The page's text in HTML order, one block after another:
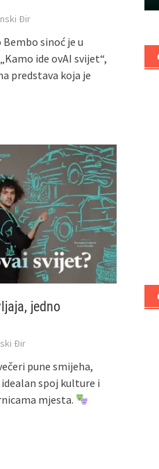
Đir
sinoć je u
ide ovAI svijet“,
predstava koja je
jedno
Đir
pune smijeha,
spoj kulture i
mjesta.